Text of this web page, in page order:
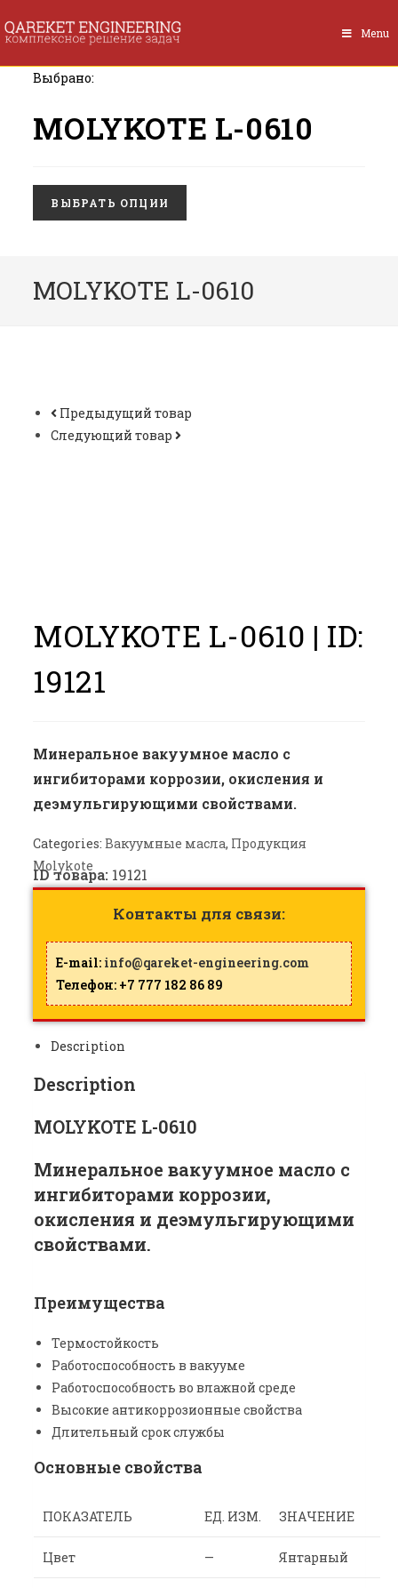
к
Menu
Выбрано:
MOLYKOTE L-0610
ВЫБРАТЬ ОПЦИИ
MOLYKOTE L-0610
Предыдущий товар
Следующий товар
MOLYKOTE L-0610 | ID:
19121
Минеральное вакуумное масло с
ингибиторами коррозии, окисления и
деэмульгирующими свойствами.
Categories:Вакуумные масла, Продукция
Molykote
ID товара: 19121
Контакты для связи:
E-mail: info@qareket-engineering.com
Телефон: +7 777 182 86 89
Description
Description
MOLYKOTE L-0610
Минеральное вакуумное масло с
ингибиторами коррозии,
окисления и деэмульгирующими
свойствами.
Преимущества
Термостойкость
Работоспособность в вакууме
Работоспособность во влажной среде
Высокие антикоррозионные свойства
Длительный срок службы
Основные свойства
ПОКАЗАТЕЛЬ ЕД. ИЗМ. ЗНАЧЕНИЕ
Цвет — Янтарный